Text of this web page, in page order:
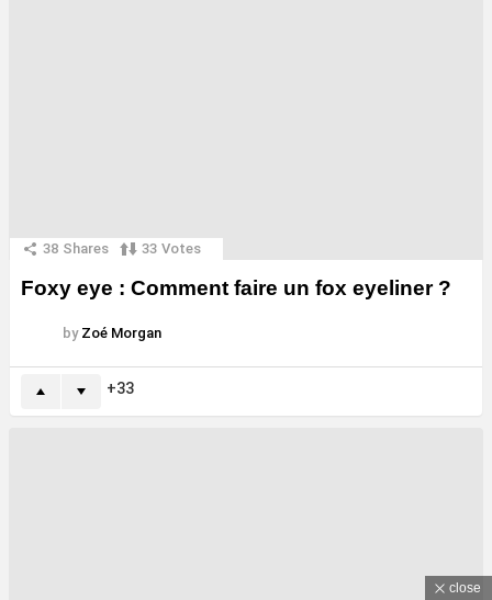
38 Shares 33 Votes
Foxy eye : Comment faire un fox eyeliner ?
by Zoé Morgan
33
close